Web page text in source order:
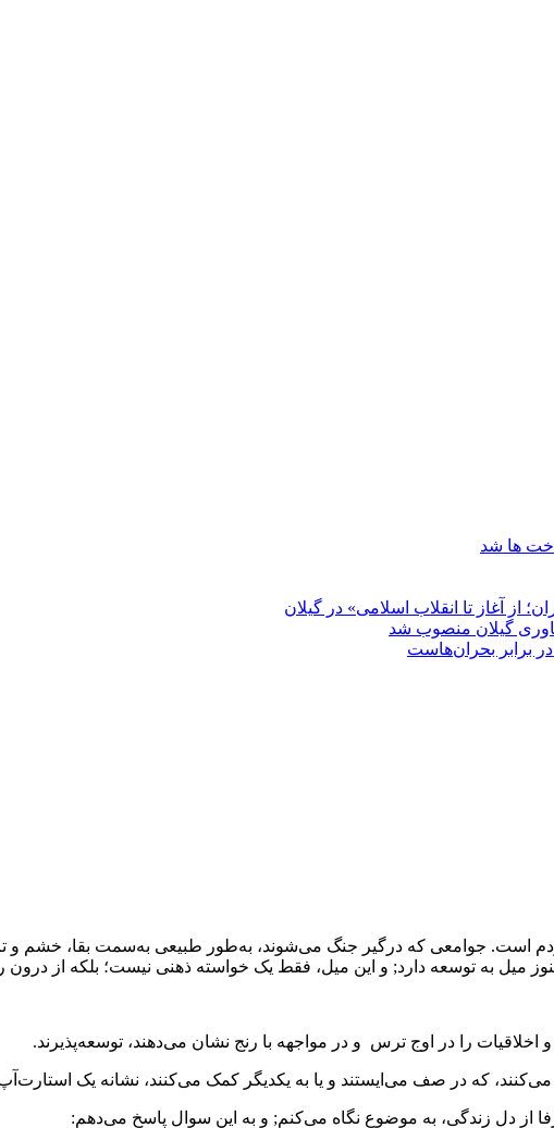
ها شد
از آغاز تا انقلاب اسلامی» در گیلان
گیلان منصوب شد
برابر بحران‌هاست
مردم است. جوامعی که درگیر جنگ می‌شوند، به‌طور طبیعی به‌سمت بقا، خشم
میل به توسعه دارد; و این میل، فقط یک خواسته ذهنی نیست؛ بلکه از
را در اوج ترس و در مواجهه با رنج نشان می‌دهند، توسعه‌پذیرند.
می‌کنند، که در صف می‌ایستند و یا به یکدیگر کمک می‌کنند، نشانه یک
از دل زندگی، به موضوع نگاه می‌کنم; و به این سوال پاسخ می‌دهم: